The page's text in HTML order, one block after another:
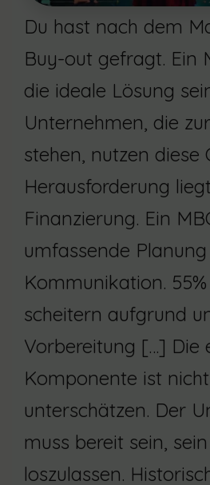
Du hast nach dem
Buy-out gefragt. Ein
die ideale Lösung
Unternehmen, die
stehen, nutzen diese
Herausforderung
Finanzierung. Ein
umfassende
Kommunikation.
scheitern aufgrund
Vorbereitung […] Die
Komponente ist
unterschätzen. Der
muss bereit sein,
loszulassen.